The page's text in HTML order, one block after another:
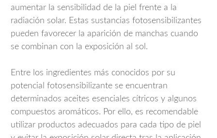
aumentar la sensibilidad de la piel frente a la
radiación solar. Estas sustancias fotosensibilizantes
pueden favorecer la aparición de manchas cuando
se combinan con la exposición al sol.
Entre los ingredientes más conocidos por su
potencial fotosensibilizante se encuentran
determinados aceites esenciales cítricos y algunos
compuestos aromáticos. Por ello, es recomendable
utilizar productos adecuados para cada tipo de piel